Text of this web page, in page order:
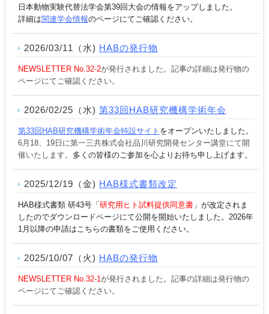
日本動物実験代替法学会第39回大会の情報をアップしました。
詳細は関連学会情報のページにてご確認ください。
2026/03/11（水) HABの発行物
NEWSLETTER No.32-2が発行されました。記事の詳細は発行物の
ページにてご確認ください。
2026/02/25（水) 第33回HAB研究機構学術年会
第33回HAB研究機構学術年会特設サイト をオープンいたしました。
6月18、19日に第一三共株式会社品川研究開発センター講堂にて開
催いたします。 多くの皆様のご参加を心よりお待ち申し上げます。
2025/12/19（金) HAB様式書類改定
HAB様式書類 研43号「 研究用ヒト試料提供同意書」が改定されま
したのでダウンロードページにて公開を開始いたしました。2026年
1月以降の申請はこちらの書類をご使用ください。
2025/10/07（火) HABの発行物
NEWSLETTER No.32-1が発行されました。記事の詳細は発行物の
ページにてご確認ください。